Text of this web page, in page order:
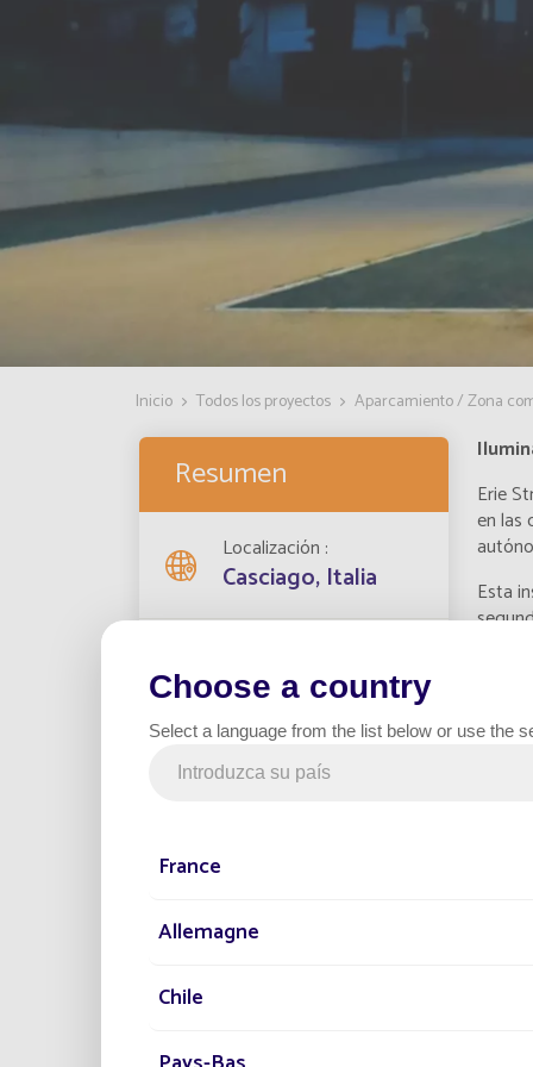
Inicio Todos los proyectos Aparcamiento / Zona
Resumen
Localización
Casciago, Italia
2
Fecha del proyecto
2021
Erie
en las
Esta
Los
Choose a country
Select a language from the list below or use the
France
Allemagne
Chile